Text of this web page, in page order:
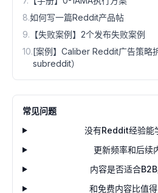
8.如何写一篇Reddit产品帖
9. 【失败案例】2个发布失败案例
10.[案例】Caliber Reddit广告策略
subreddit）
常见问题
没有Reddit经验能
更新频率和后续
内容是否适合B2B
和免费内容比值得